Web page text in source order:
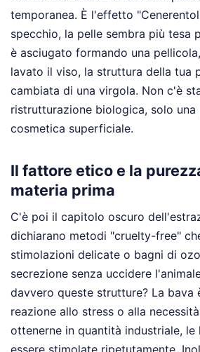
temporanea. È l'effetto
specchio, la pelle sembra più tesa
è asciugato formando una
lavato il viso, la struttura della tua
cambiata di una virgola. Non c'è
ristrutturazione biologica, solo
cosmetica superficiale.
Il fattore etico e la
materia prima
C'è poi il capitolo oscuro
dichiarano metodi "cruelty-free"
stimolazioni delicate o bagni di
secrezione senza uccidere
davvero queste strutture? La bava
reazione allo stress o alla
ottenerne in quantità industriale, le
essere stimolate ripetutamente.